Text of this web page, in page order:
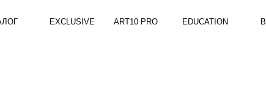
EXCLUSIVE ART10 PRO EDUCATION BLOG